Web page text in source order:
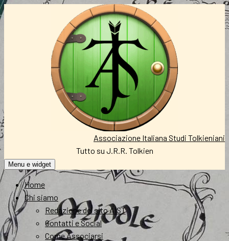
Vai
Associazione Italiana Studi Tolkieniani
Tutto su J.R.R. Tolkien
Menu e widget
Home
Chi siamo
Redazione del sito AIST
Contatti e Social
Come Associarsi